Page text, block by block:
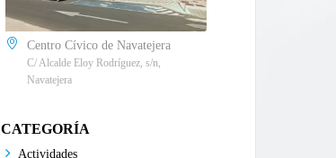
Centro Cívico de Navatejera
C/ Alcalde Eloy Rodríguez, s/n,
Navatejera
CATEGORÍA
Actividades